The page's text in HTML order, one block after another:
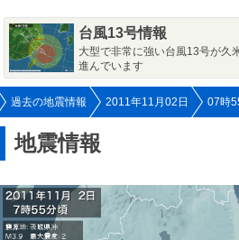
台風13号情報
大型で非常に強い台風13号が久
進んでいます
過去の地震情報 2011年11月02日 07時
地震情報